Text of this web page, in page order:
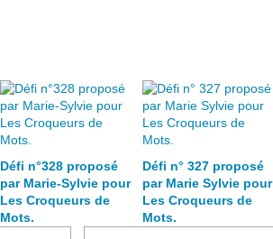
Défi n°328 proposé
par Marie-Sylvie pour
Les Croqueurs de
Mots.
Défi n° 327 proposé
par Marie Sylvie pour
Les Croqueurs de
Mots.